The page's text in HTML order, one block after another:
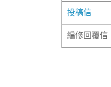
投稿信
編修回覆信